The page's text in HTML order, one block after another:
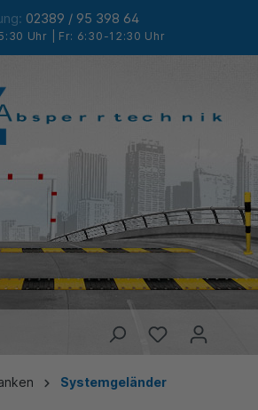
02389 / 95 398 64
Uhr | Fr: 6:30-12:30 Uhr
Systemgeländer